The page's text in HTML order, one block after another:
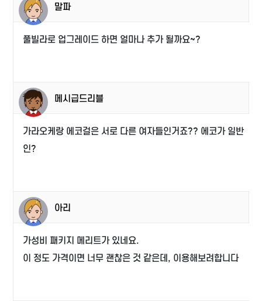
말파
풀빌라로 업그레이드 하면 얼마나 추가 될까요~?
메시급드리블
가라오케랑 에코걸은 서로 다른 여자들인거죠?? 에코가 일반
인?
아리
가성비 패키지 메리트가 있네요.
이 정도 가격이면 너무 괜찮은 것 같은데, 이용해보려합니다